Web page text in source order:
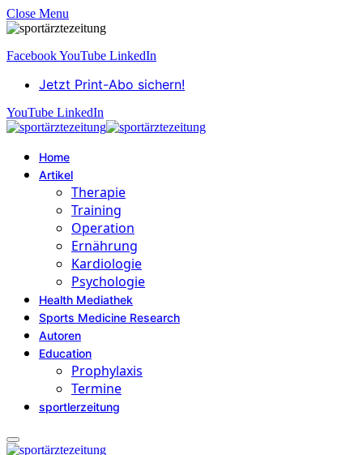
Close Menu
FacebookYouTube LinkedIn
Jetzt Print-Abo sichern!
YouTube LinkedIn
Home
Artikel
Therapie
Training
Operation
Ernährung
Kardiologie
Psychologie
Health Mediathek
Sports Medicine Research
Autoren
Education
Prophylaxis
Termine
sportlerzeitung